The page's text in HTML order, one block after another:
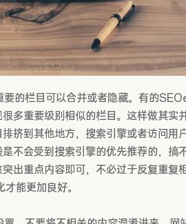
栏目可以合并或者隐藏。有的
多重要级别相似的栏目。这样做其实
挤到其他地方，搜索引擎或者访问用
不会受到搜索引擎的优先推荐的，搞
出重点内容即可，不必过于反复重复
能更加良好。